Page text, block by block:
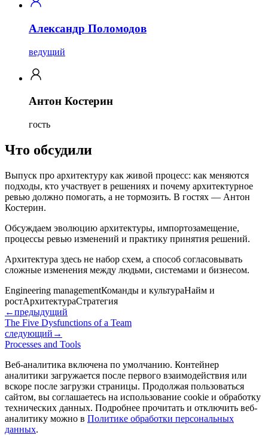
Александр Поломодов
ведущий
Антон Костерин
гость
Что обсудили
Выпуск про архитектуру как живой процесс: как меняются
подходы, кто участвует в решениях и почему архитектурное
ревью должно помогать, а не тормозить. В гостях — Антон
Костерин.
Обсуждаем эволюцию архитектуры, импортозамещение,
процессы ревью изменений и практику принятия решений.
Архитектура здесь не набор схем, а способ согласовывать
сложные изменения между людьми, системами и бизнесом.
Engineering managementКоманды и культураНайм и
ростАрхитектураСтратегия
←предыдущий
The Five Dysfunctions of a Team
следующий →
Processes and Tools
Веб-аналитика включена по умолчанию. Контейнер
аналитики загружается после первого взаимодействия или
вскоре после загрузки страницы. Продолжая пользоваться
сайтом, вы соглашаетесь на использование cookie и обработку
технических данных. Подробнее прочитать и отключить веб-
аналитику можно в Политике обработки персональных
данных.